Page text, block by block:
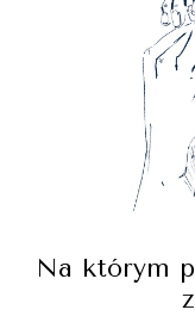
Na którym